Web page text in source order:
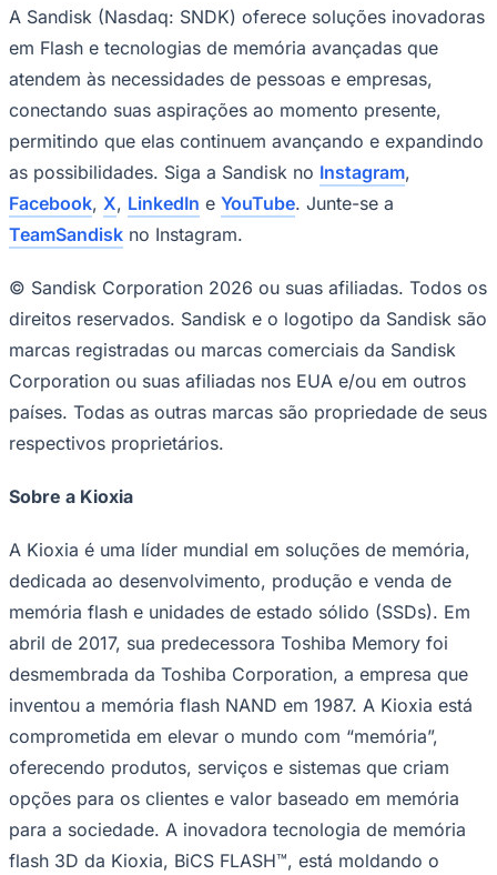
Coritiba
A Sandisk (Nasdaq: SNDK) oferece soluções inovadoras
em Flash e tecnologias de memória avançadas que
atendem às necessidades de pessoas e empresas,
conectando suas aspirações ao momento presente,
permitindo que elas continuem avançando e expandindo
as possibilidades. Siga a Sandisk no Instagram,
Facebook, X, LinkedIn e YouTube. Junte-se a
TeamSandisk no Instagram.
© Sandisk Corporation 2026 ou suas afiliadas. Todos os
direitos reservados. Sandisk e o logotipo da Sandisk são
marcas registradas ou marcas comerciais da Sandisk
Corporation ou suas afiliadas nos EUA e/ou em outros
países. Todas as outras marcas são propriedade de seus
respectivos proprietários.
Sobre a Kioxia
A Kioxia é uma líder mundial em soluções de memória,
dedicada ao desenvolvimento, produção e venda de
memória flash e unidades de estado sólido (SSDs). Em
abril de 2017, sua predecessora Toshiba Memory foi
desmembrada da Toshiba Corporation, a empresa que
inventou a memória flash NAND em 1987. A Kioxia está
comprometida em elevar o mundo com “memória”,
oferecendo produtos, serviços e sistemas que criam
opções para os clientes e valor baseado em memória
para a sociedade. A inovadora tecnologia de memória
flash 3D da Kioxia, BiCS FLASH™, está moldando o